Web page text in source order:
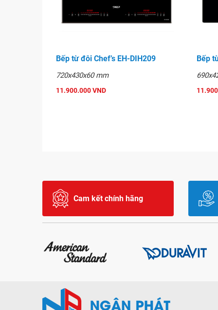
Bếp từ đôi Chef’s EH-DIH209
720x430x60 mm
11.900.000 VND
Bếp
Cam kết chính hãng